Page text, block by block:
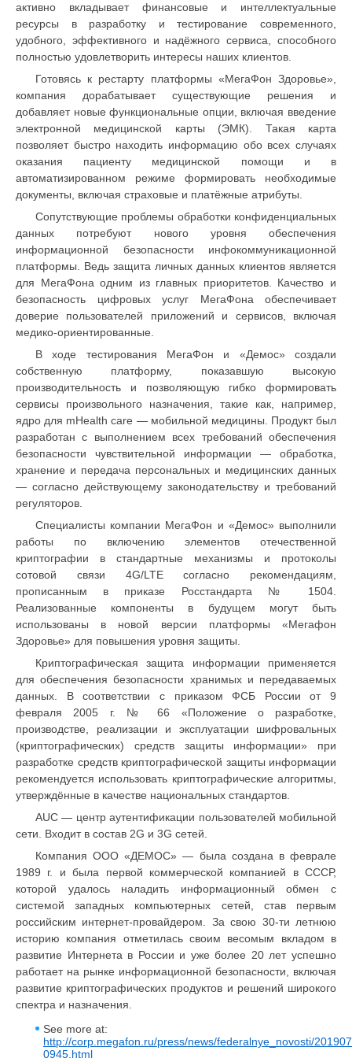
активно вкладывает финансовые и интеллектуальные
ресурсы в разработку и тестирование современного,
удобного, эффективного и надёжного сервиса, способного
полностью удовлетворить интересы наших клиентов.
Готовясь к рестарту платформы «МегаФон Здоровье»,
компания дорабатывает существующие решения и
добавляет новые функциональные опции, включая введение
электронной медицинской карты (ЭМК). Такая карта
позволяет быстро находить информацию обо всех случаях
оказания пациенту медицинской помощи и в
автоматизированном режиме формировать необходимые
документы, включая страховые и платёжные атрибуты.
Сопутствующие проблемы обработки конфиденциальных
данных потребуют нового уровня обеспечения
информационной безопасности инфокоммуникационной
платформы. Ведь защита личных данных клиентов является
для МегаФона одним из главных приоритетов. Качество и
безопасность цифровых услуг МегаФона обеспечивает
доверие пользователей приложений и сервисов, включая
медико-ориентированные.
В ходе тестирования МегаФон и «Демос» создали
собственную платформу, показавшую высокую
производительность и позволяющую гибко формировать
сервисы произвольного назначения, такие как, например,
ядро для mHealth care — мобильной медицины. Продукт был
разработан с выполнением всех требований обеспечения
безопасности чувствительной информации — обработка,
хранение и передача персональных и медицинских данных
— согласно действующему законодательству и требований
регуляторов.
Специалисты компании МегаФон и «Демос» выполнили
работы по включению элементов отечественной
криптографии в стандартные механизмы и протоколы
сотовой связи 4G/LTE согласно рекомендациям,
прописанным в приказе Росстандарта № 1504.
Реализованные компоненты в будущем могут быть
использованы в новой версии платформы «Мегафон
Здоровье» для повышения уровня защиты.
Криптографическая защита информации применяется
для обеспечения безопасности хранимых и передаваемых
данных. В соответствии с приказом ФСБ России от 9
февраля 2005 г. № 66 «Положение о разработке,
производстве, реализации и эксплуатации шифровальных
(криптографических) средств защиты информации» при
разработке средств криптографической защиты информации
рекомендуется использовать криптографические алгоритмы,
утверждённые в качестве национальных стандартов.
AUC — центр аутентификации пользователей мобильной
сети. Входит в состав 2G и 3G сетей.
Компания ООО «ДЕМОС» — была создана в феврале
1989 г. и была первой коммерческой компанией в СССР,
которой удалось наладить информационный обмен с
системой западных компьютерных сетей, став первым
российским интернет-провайдером. За свою 30-ти летнюю
историю компания отметилась своим весомым вкладом в
развитие Интернета в России и уже более 20 лет успешно
работает на рынке информационной безопасности, включая
развитие криптографических продуктов и решений широкого
спектра и назначения.
See more at:
http://corp.megafon.ru/press/news/federalnye_novosti/
0945.html